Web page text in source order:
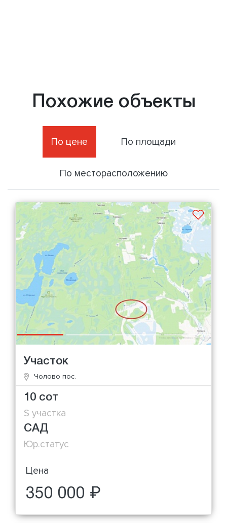
Похожие объекты
По цене По площади
По месторасположению
Участок
Чолово пос.
10 сот
S участка
САД
Юр.статус
Цена
350 000 ₽